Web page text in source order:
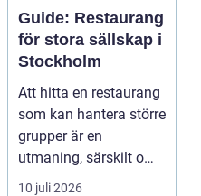
Guide: Restaurang
för stora sällskap i
Stockholm
Att hitta en restaurang
som kan hantera större
grupper är en
utmaning, särskilt om
ma...
10 juli 2026